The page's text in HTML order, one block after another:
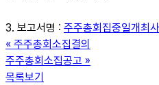
3. 보고서명 : 주주총회집중일개최
« 주주총회소집결의
주주총회소집공고 »
목록보기